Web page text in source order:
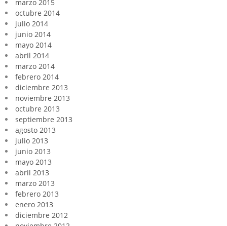
marzo 2015
octubre 2014
julio 2014
junio 2014
mayo 2014
abril 2014
marzo 2014
febrero 2014
diciembre 2013
noviembre 2013
octubre 2013
septiembre 2013
agosto 2013
julio 2013
junio 2013
mayo 2013
abril 2013
marzo 2013
febrero 2013
enero 2013
diciembre 2012